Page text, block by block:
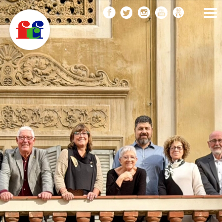
Vés
al
FEDERACIÓ CATALANA
DE FOTOGRAFIA
F
C
F